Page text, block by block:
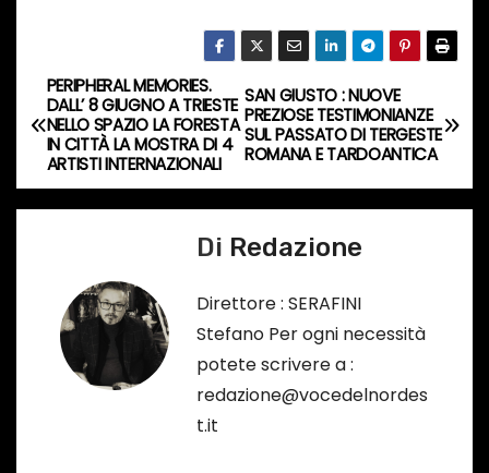
c
o
r
s
N
a
v
SAN GIUSTO : NUOVE
PREZIOSE TESTIMONIANZE
SUL PASSATO DI TERGESTE
ROMANA E TARDOANTICA
PERIPHERAL MEMORIES.
DALL’ 8 GIUGNO A TRIESTE
NELLO SPAZIO LA FORESTA
IN CITTÀ LA MOSTRA DI 4
ARTISTI INTERNAZIONALI
Di Redazione
Direttore : SERAFINI
Stefano Per ogni necessità
potete scrivere a :
redazione@vocedelnordes
t.it